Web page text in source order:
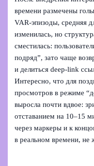
времени размечены
VAR‑эпизоды, средняя
изменилась, но
сместилась:
подряд”, зато чаще
и делиться deep‑link
Интересно, что для
просмотров в режиме
выросла почти вдвое:
отставанием на 10–15
через маркеры и к
в реальном времени, не